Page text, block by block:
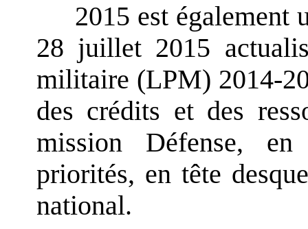
2015 est également
28 juillet 2015
militaire (LPM) 2014-
des crédits et des
mission Défense,
priorités, en tête
national.